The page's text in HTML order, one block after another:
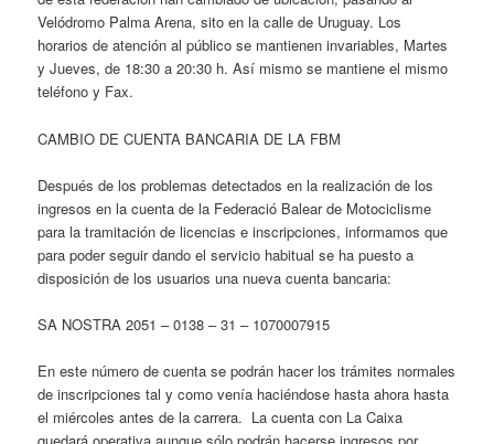
Velódromo Palma Arena, sito en la calle de Uruguay. Los
horarios de atención al público se mantienen invariables, Martes
y Jueves, de 18:30 a 20:30 h. Así mismo se mantiene el mismo
teléfono y Fax.
CAMBIO DE CUENTA BANCARIA DE LA FBM
Después de los problemas detectados en la realización de los
ingresos en la cuenta de la Federació Balear de Motociclisme
para la tramitación de licencias e inscripciones, informamos que
para poder seguir dando el servicio habitual se ha puesto a
disposición de los usuarios una nueva cuenta bancaria:
SA NOSTRA 2051 – 0138 – 31 – 1070007915
En este número de cuenta se podrán hacer los trámites normales
de inscripciones tal y como venía haciéndose hasta ahora hasta
el miércoles antes de la carrera. La cuenta con La Caixa